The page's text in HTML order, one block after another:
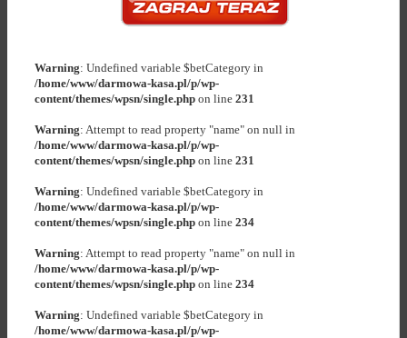
Warning: Undefined variable $betCategory in
/home/www/darmowa-kasa.pl/p/wp-
content/themes/wpsn/single.php on line 231
Warning: Attempt to read property "name" on null in
/home/www/darmowa-kasa.pl/p/wp-
content/themes/wpsn/single.php on line 231
Warning: Undefined variable $betCategory in
/home/www/darmowa-kasa.pl/p/wp-
content/themes/wpsn/single.php on line 234
Warning: Attempt to read property "name" on null in
/home/www/darmowa-kasa.pl/p/wp-
content/themes/wpsn/single.php on line 234
Warning: Undefined variable $betCategory in
/home/www/darmowa-kasa.pl/p/wp-